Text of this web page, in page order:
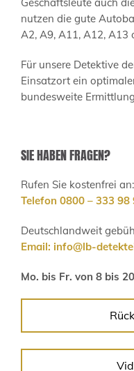
Geschäftsleute auch
nutzen die gute
A2, A9, A11, A12, A13
Für unsere Detektive
Einsatzort ein
bundesweite
SIE HABEN FRAGEN?
Rufen Sie kostenfrei an:
Telefon 0800 – 333 98
Deutschlandweit
Email: info@lb-
Mo. bis Fr. von 8 bis